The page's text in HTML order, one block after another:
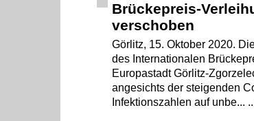
Brückepreis-
verschoben
Görlitz, 15. Oktober 2020.
des Internationalen
Europastadt Görlitz-
angesichts der steigenden
Infektionszahlen auf unbe...